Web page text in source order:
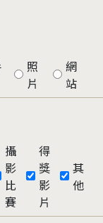
照
片
網
站
攝
影
比
賽
得
獎
影
片
其
他